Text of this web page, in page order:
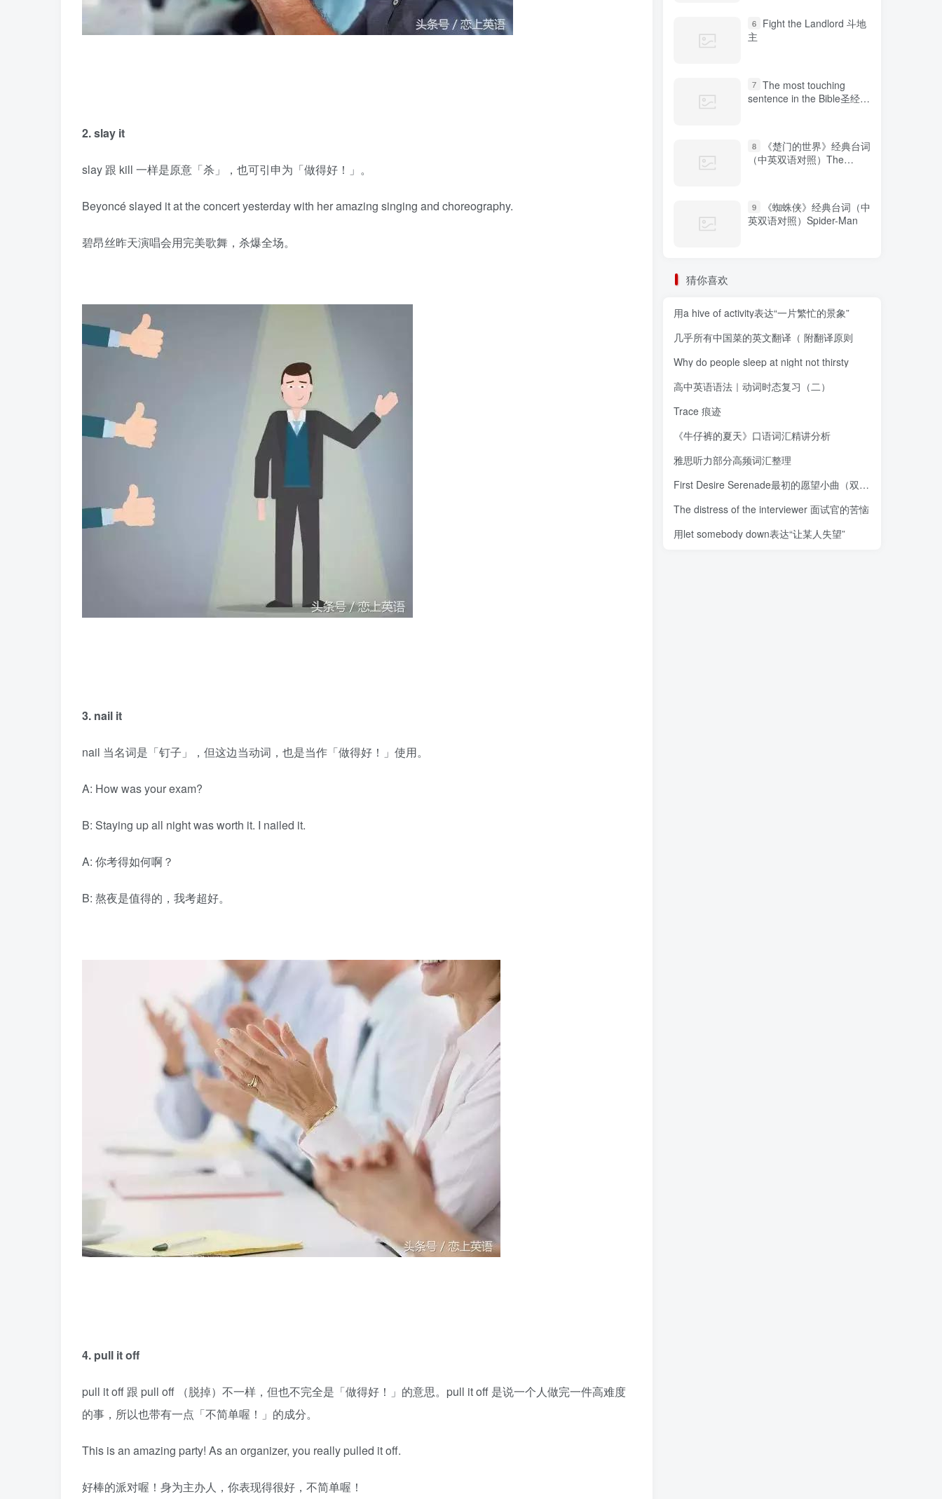
2. slay it
slay 跟 kill 一样是原意「杀」，也可引申为「做得好！」。
Beyoncé slayed it at the concert yesterday with her amazing singing and choreography.
碧昂丝昨天演唱会用完美歌舞，杀爆全场。
3. nail it
nail 当名词是「钉子」，但这边当动词，也是当作「做得好！」使用。
A: How was your exam?
B: Staying up all night was worth it. I nailed it.
A: 你考得如何啊？
B: 熬夜是值得的，我考超好。
4. pull it off
pull it off 跟 pull off （脱掉）不一样，但也不完全是「做得好！」的意思。pull it off 是说一个人做完一件高难度
的事，所以也带有一点「不简单喔！」的成分。
This is an amazing party! As an organizer, you really pulled it off.
好棒的派对喔！身为主办人，你表现得很好，不简单喔！
6
Fight the Landlord 斗地
主
7 The most touching
sentence in the Bible圣经中
8
《楚门的世界》经典台词
（中英双语对照）The
9
《蜘蛛侠》经典台词（中
英双语对照）Spider-Man
猜你喜欢
用a hive of activity表达“一片繁忙的景象”
几乎所有中国菜的英文翻译（ 附翻译原则
Why do people sleep at night not thirsty
高中英语语法｜动词时态复习（二）
Trace 痕迹
《牛仔裤的夏天》口语词汇精讲分析
雅思听力部分高频词汇整理
First Desire Serenade最初的愿望小曲（双语）
The distress of the interviewer 面试官的苦恼
用let somebody down表达“让某人失望”